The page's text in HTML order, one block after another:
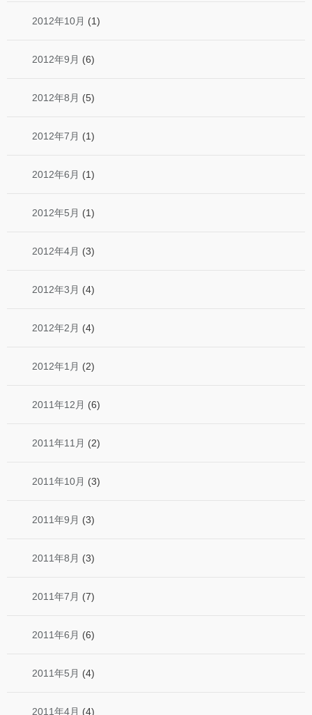
2012年10月 (1)
2012年9月 (6)
2012年8月 (5)
2012年7月 (1)
2012年6月 (1)
2012年5月 (1)
2012年4月 (3)
2012年3月 (4)
2012年2月 (4)
2012年1月 (2)
2011年12月 (6)
2011年11月 (2)
2011年10月 (3)
2011年9月 (3)
2011年8月 (3)
2011年7月 (7)
2011年6月 (6)
2011年5月 (4)
2011年4月 (4)